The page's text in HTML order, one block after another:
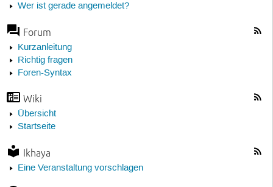
Wer ist gerade angemeldet?
Forum
Kurzanleitung
Richtig fragen
Foren-Syntax
Wiki
Übersicht
Startseite
Ikhaya
Eine Veranstaltung vorschlagen